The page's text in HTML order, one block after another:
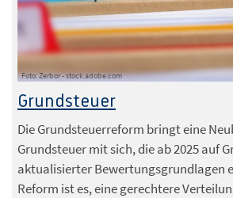
Foto: Zerbor - stock.adobe.com
Grundsteuer
Die Grundsteuerreform bringt eine
Grundsteuer mit sich, die ab 2025 auf
aktualisierter Bewertungsgrundlagen
Reform ist es, eine gerechtere